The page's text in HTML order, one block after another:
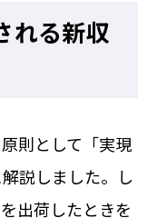
れる新収
則として「実現
説しました。し
出荷したときを